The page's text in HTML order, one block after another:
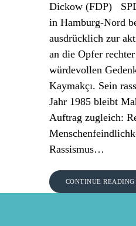
Dickow (FDP)
in Hamburg-Nord
ausdrücklich zur
an die Opfer
würdevollen
Kaymakçı. Sein
Jahr 1985 bleibt
Auftrag zugleich:
Rassismus…
CONTINUE READING